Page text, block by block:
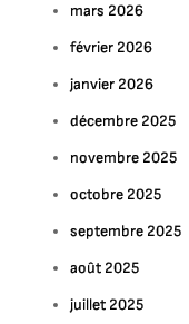
mars 2026
février 2026
janvier 2026
décembre 2025
novembre 2025
octobre 2025
septembre 2025
août 2025
juillet 2025